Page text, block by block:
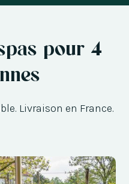
pour 4
Livraison en France.